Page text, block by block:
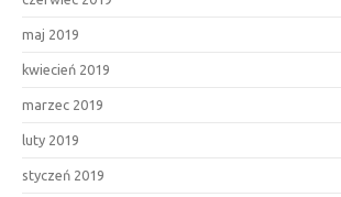
maj 2019
kwiecień 2019
marzec 2019
luty 2019
styczeń 2019